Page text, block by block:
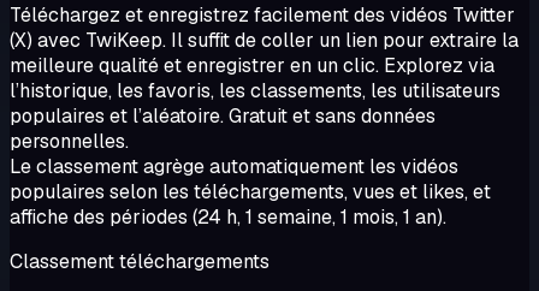
Téléchargez et enregistrez facilement des vidéos Twitter
(X) avec TwiKeep. Il suffit de coller un lien pour extraire la
meilleure qualité et enregistrer en un clic. Explorez via
l’historique, les favoris, les classements, les utilisateurs
populaires et l’aléatoire. Gratuit et sans données
personnelles.
Le classement agrège automatiquement les vidéos
populaires selon les téléchargements, vues et likes, et
affiche des périodes (24 h, 1 semaine, 1 mois, 1 an).
Classement téléchargements